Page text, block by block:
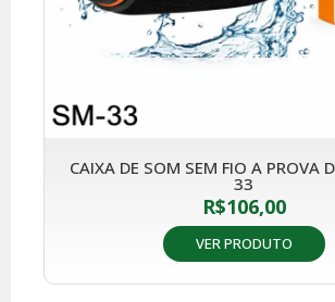
CAIXA DE SOM SEM FIO A PROVA
33
R$106,00
VER PRODUTO